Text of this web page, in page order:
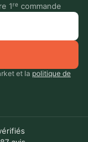
1re commande
et la politique de